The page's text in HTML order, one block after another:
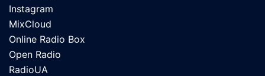
Instagram
MixCloud
Online Radio Box
Open Radio
RadioUA